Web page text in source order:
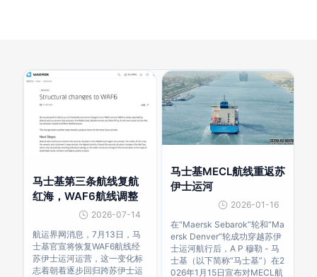
马士基第三条航线复航
红海，WAF6航线调整
2026-07-14
航运界网消息，7月13日，马
士基官宣将恢复WAF6航线经
苏伊士运河运营，这一变化标
志着朝着逐步回归跨苏伊士运
马士基MECL航线重返苏
伊士运河
2026-01-16
在“Maersk Sebarok”轮和“Ma
ersk Denver”轮成功穿越苏伊
士运河航行后，A P 穆勒 - 马
士基（以下简称“马士基”）在2
026年1月15日宣布对MECL航